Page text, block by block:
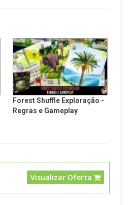
Forest Shuffle Exploração -
Regras e Gameplay
Visualizar Oferta